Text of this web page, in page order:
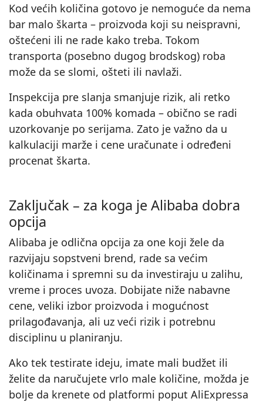
Kod većih količina gotovo je nemoguće da nema
bar malo škarta – proizvoda koji su neispravni,
oštećeni ili ne rade kako treba. Tokom
transporta (posebno dugog brodskog) roba
može da se slomi, ošteti ili navlaži.
Inspekcija pre slanja smanjuje rizik, ali retko
kada obuhvata 100% komada – obično se radi
uzorkovanje po serijama. Zato je važno da u
kalkulaciji marže i cene uračunate i određeni
procenat škarta.
Zaključak – za koga je Alibaba dobra
opcija
Alibaba je odlična opcija za one koji žele da
razvijaju sopstveni brend, rade sa većim
količinama i spremni su da investiraju u zalihu,
vreme i proces uvoza. Dobijate niže nabavne
cene, veliki izbor proizvoda i mogućnost
prilagođavanja, ali uz veći rizik i potrebnu
disciplinu u planiranju.
Ako tek testirate ideju, imate mali budžet ili
želite da naručujete vrlo male količine, možda je
bolje da krenete od platformi poput AliExpressa